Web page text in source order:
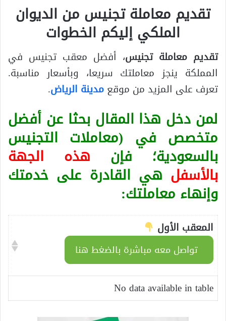
تقديم معاملة تجنيس من الديوان
الملكي إليكم الخطوات
تقديم معاملة تجنيس، أفضل معقب تجنيس في
المملكة ينجز معاملتك سريعا، وبأسعار مناسبة.
تعرف على المزيد من موقعمدينة الرياض.
لمن دخل هذا المقال بحثا عن أفضل
متخصص في (معاملات التجنيس
بالسعودية؛ فإن هذه الجهة
بالأسفل هي القادرة على خدمتك
وإنهاء معاملتك:
المعقب الأول
تواصل معه مباشرة بالضغط هنا
No data available in table